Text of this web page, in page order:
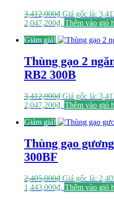
3,412,000₫ Giá gốc là:
2,047,200₫. Thêm vào giỏ
Giảm giá!
Thùng gạo 2
RB2 300B
3,412,000₫ Giá gốc là:
2,047,200₫. Thêm vào giỏ
Giảm giá!
Thùng gạo
300BF
2,405,000₫ Giá gốc là:
1,443,000₫. Thêm vào giỏ